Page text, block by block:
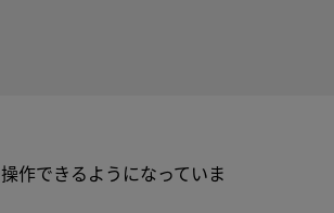
作できるようになっていま